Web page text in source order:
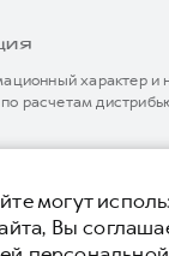
характер и
расчетам
телефону
служб (блок ЭРА-
носит
в сервисной
информация
могут
Вы